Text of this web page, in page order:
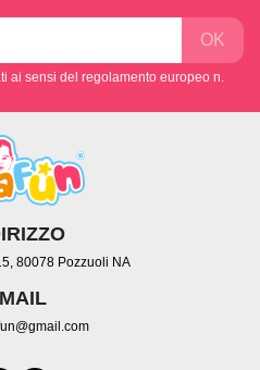
ai sensi del regolamento europeo n.
80078 Pozzuoli NA